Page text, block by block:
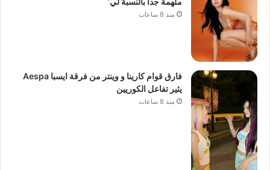
منذ 8 ساعات
فارق قوام كارينا و وينتر من فرقة ايسبا Aespa
يثير تفاعل الكوريين
منذ 8 ساعات